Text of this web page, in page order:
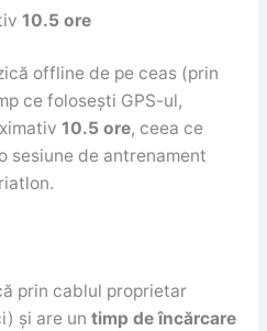
10.5 ore
offline de pe ceas (prin
ce folosești GPS-ul,
10.5 ore, ceea ce
sesiune de antrenament
prin cablul proprietar
și are un timp de încărcare